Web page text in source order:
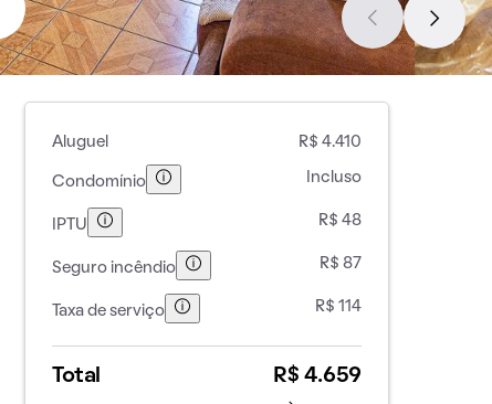
Aluguel R$ 4.410
Condomínio Incluso
IPTU R$ 48
Seguro incêndio R$ 87
Taxa de serviço R$ 114
Total R$ 4.659